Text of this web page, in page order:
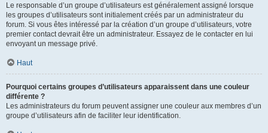
Le responsable d’un groupe d’utilisateurs est généralement assigné lorsque
les groupes d’utilisateurs sont initialement créés par un administrateur du
forum. Si vous êtes intéressé par la création d’un groupe d’utilisateurs, votre
premier contact devrait être un administrateur. Essayez de le contacter en lui
envoyant un message privé.
Haut
Pourquoi certains groupes d’utilisateurs apparaissent dans une couleur
différente ?
Les administrateurs du forum peuvent assigner une couleur aux membres d’un
groupe d’utilisateurs afin de faciliter leur identification.